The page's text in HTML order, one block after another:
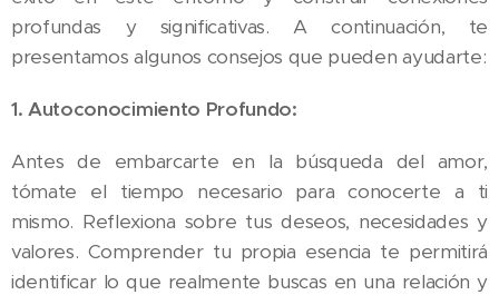
profundas y significativas. A continuación, te
presentamos algunos consejos que pueden ayudarte:
1. Autoconocimiento Profundo:
Antes de embarcarte en la búsqueda del amor,
tómate el tiempo necesario para conocerte a ti
mismo. Reflexiona sobre tus deseos, necesidades y
valores. Comprender tu propia esencia te permitirá
identificar lo que realmente buscas en una relación y